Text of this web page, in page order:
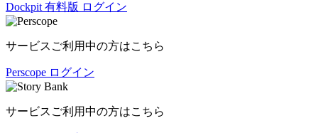
Dockpit 有料版 ログイン
サービスご利用中の方はこちら
Perscope ログイン
サービスご利用中の方はこちら